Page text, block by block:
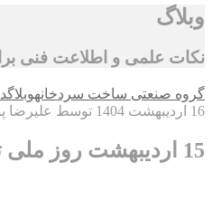
وبلاگ
نکات علمی و اطلاعت فنی
گروه صنعتی ساخت سردخانهوبلاگ
16 اردیبهشت 1404
توسط علیرضا
15 اردیبهشت روز ملی تهویه مطبوع